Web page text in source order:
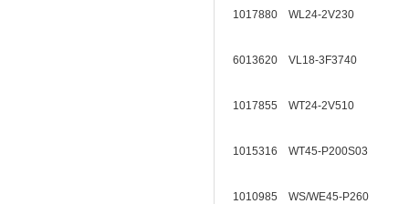
1017880 WL24-2V230
6013620 VL18-3F3740
1017855 WT24-2V510
1015316 WT45-P200S03
1010985 WS/WE45-P260